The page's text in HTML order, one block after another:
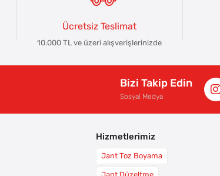
Ücretsiz Teslimat
10.000 TL ve üzeri alışverişlerinizde
Bizi Takip Edin
Sosyal Medya
Hizmetlerimiz
Jant Toz Boyama